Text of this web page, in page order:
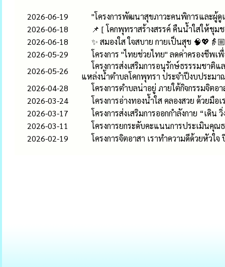
2026-06-19
"โครงการพัฒนาสุขภาวะคนพิการและผู้
2026-06-18
📌 [ โคกพุทราสร้างสรรค์ คืนน้ำใสให้ชุม
2026-06-18
✨ สมองใส ใจสบาย กายเป็นสุข
2026-05-29
โครงการ "ไทยช่วยไทย" ลดค่าครองชีพเ
2026-05-26
โครงการส่งเสริมการอนุรักษ์ธรรรมชาติ
แหล่งน้ำตำบลโคกพุทรา ประจำปีงบประมา
2026-04-28
โครงการตำบลน่าอยู่ ภายใต้กิจกรรมจิต
2026-03-24
โครงการอ่างทองน้ำใส คลองสวย ด้วยมื
2026-03-17
โครงการส่งเสริมการออกกำลังกาย “เดิ
2026-03-11
โครงการยกระดับคะแนนการประเมินคุ
2026-02-19
โครงการจิตอาสา เราทำความดีด้วยหัวใ